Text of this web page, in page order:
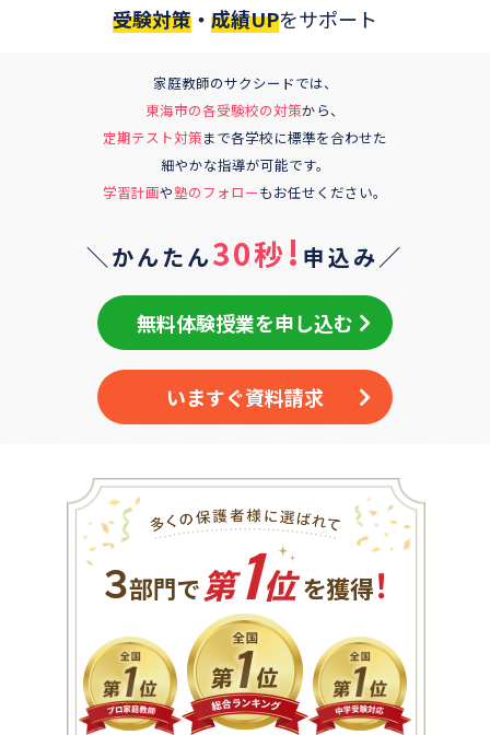
受験対策 ・ 成績UPをサポート
家庭教師のサクシードでは、
東海市の各受験校の対策から、
定期テスト対策まで各学校に標準を合わせた
細やかな指導が可能です。
学習計画や塾のフォローもお任せください。
＼かんたん30秒! 申込み／
無料体験授業を申し込む
いますぐ資料請求
３部門で 第1位を獲得！